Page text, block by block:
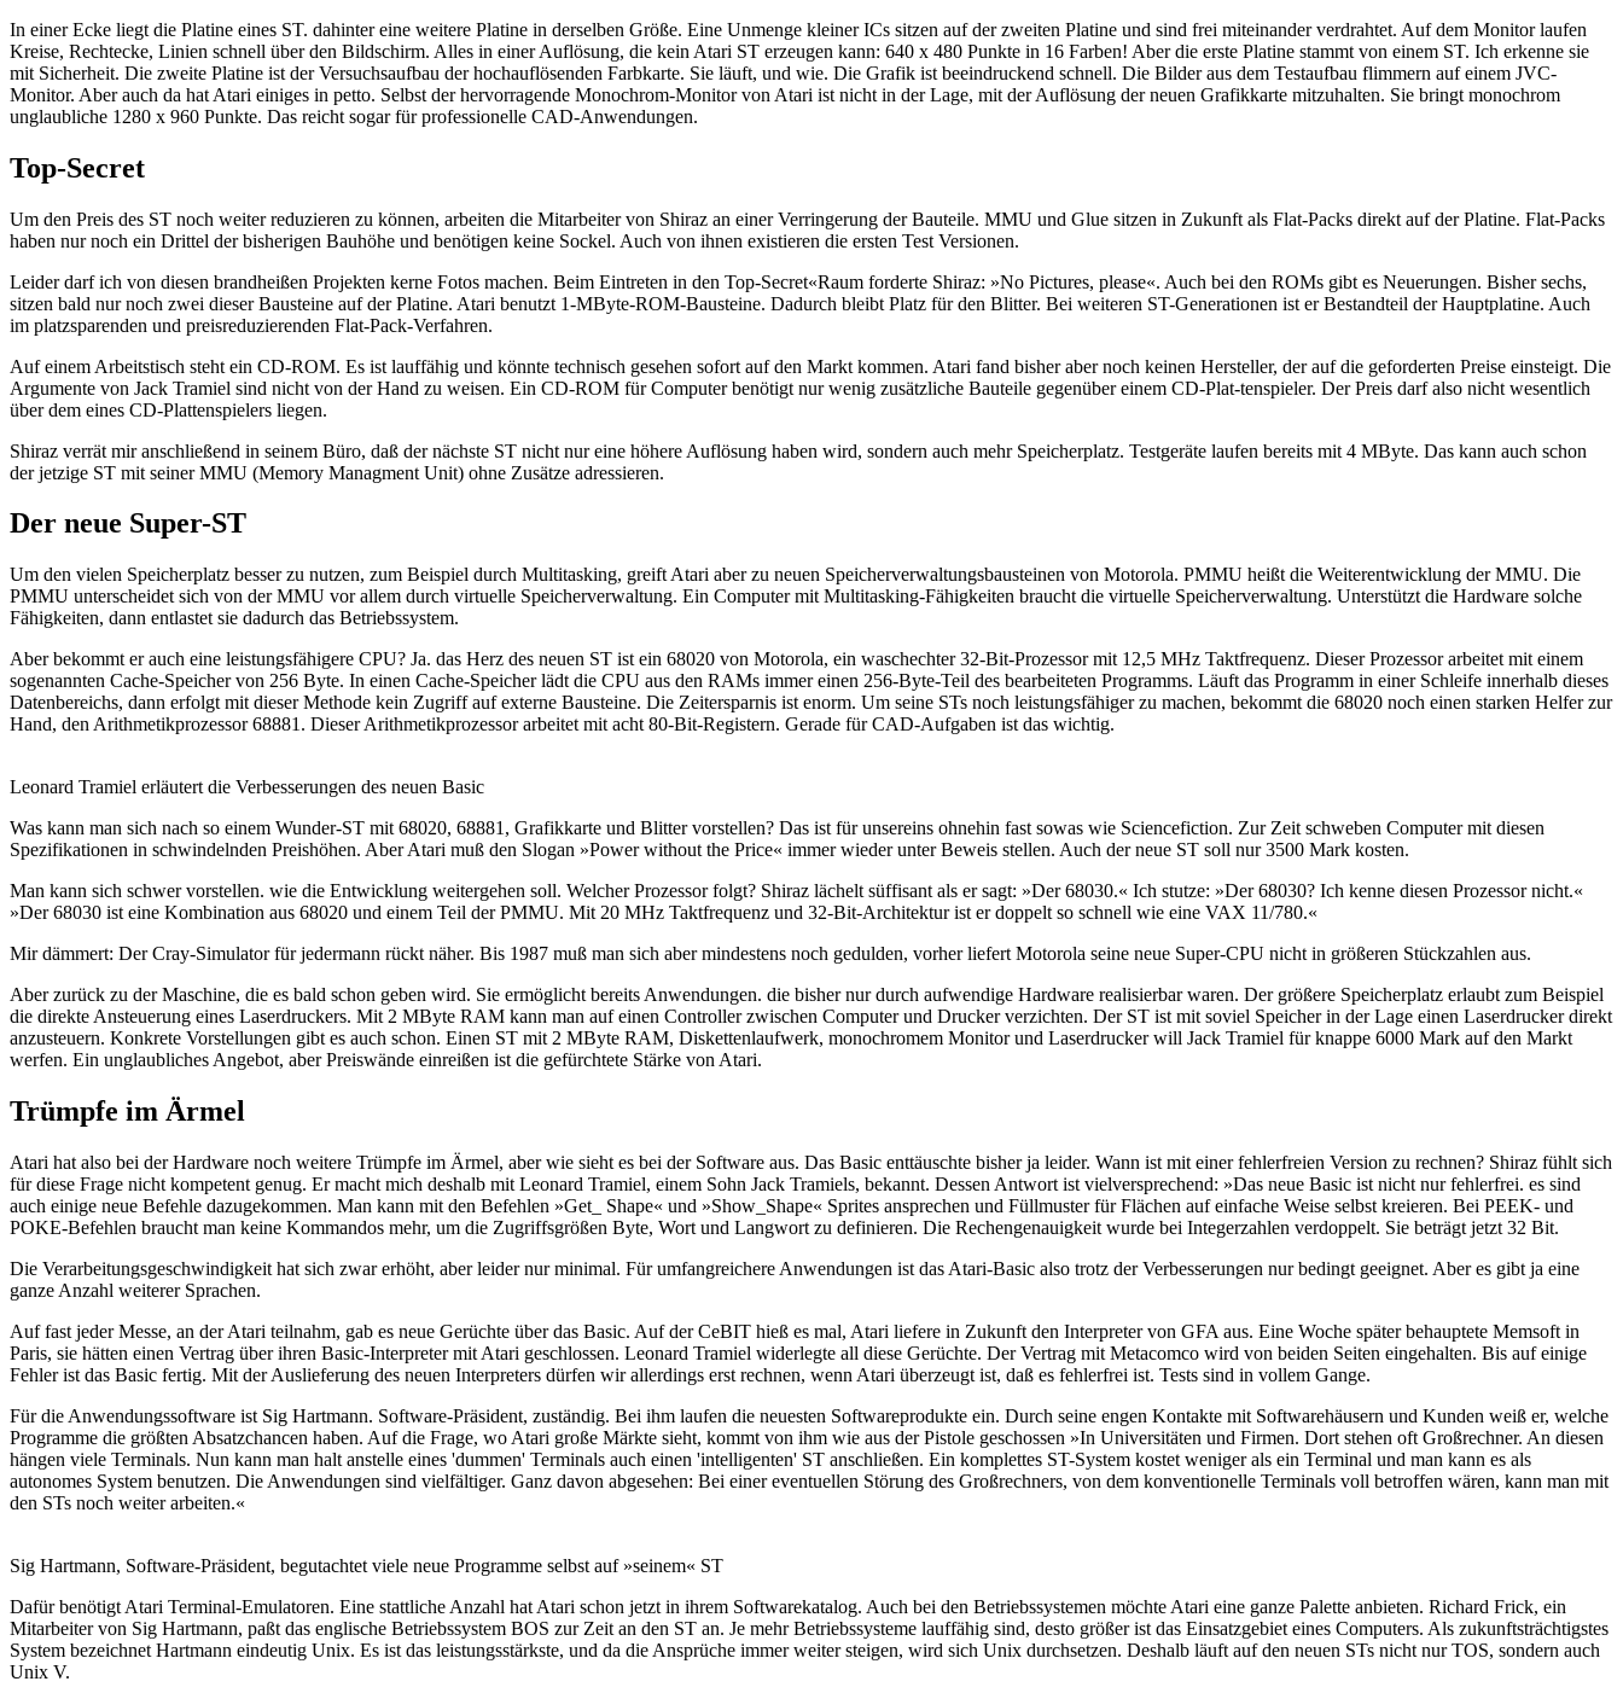
In einer Ecke liegt die Platine eines ST. dahinter eine weitere Platine in derselben Größe. Eine Unmenge kleiner ICs sitzen auf der zweiten Platine und sind frei miteinander verdrahtet. Auf dem Monitor laufen
Kreise, Rechtecke, Linien schnell über den Bildschirm. Alles in einer Auflösung, die kein Atari ST erzeugen kann: 640 x 480 Punkte in 16 Farben! Aber die erste Platine stammt von einem ST. Ich erkenne sie
mit Sicherheit. Die zweite Platine ist der Versuchsaufbau der hochauflösenden Farbkarte. Sie läuft, und wie. Die Grafik ist beeindruckend schnell. Die Bilder aus dem Testaufbau flimmern auf einem JVC-
Monitor. Aber auch da hat Atari einiges in petto. Selbst der hervorragende Monochrom-Monitor von Atari ist nicht in der Lage, mit der Auflösung der neuen Grafikkarte mitzuhalten. Sie bringt monochrom
unglaubliche 1280 x 960 Punkte. Das reicht sogar für professionelle CAD-Anwendungen.
Top-Secret
Um den Preis des ST noch weiter reduzieren zu können, arbeiten die Mitarbeiter von Shiraz an einer Verringerung der Bauteile. MMU und Glue sitzen in Zukunft als Flat-Packs direkt auf der Platine. Flat-Packs
haben nur noch ein Drittel der bisherigen Bauhöhe und benötigen keine Sockel. Auch von ihnen existieren die ersten Test Versionen.
Leider darf ich von diesen brandheißen Projekten kerne Fotos machen. Beim Eintreten in den Top-Secret«Raum forderte Shiraz: »No Pictures, please«. Auch bei den ROMs gibt es Neuerungen. Bisher sechs,
sitzen bald nur noch zwei dieser Bausteine auf der Platine. Atari benutzt 1-MByte-ROM-Bausteine. Dadurch bleibt Platz für den Blitter. Bei weiteren ST-Generationen ist er Bestandteil der Hauptplatine. Auch
im platzsparenden und preisreduzierenden Flat-Pack-Verfahren.
Auf einem Arbeitstisch steht ein CD-ROM. Es ist lauffähig und könnte technisch gesehen sofort auf den Markt kommen. Atari fand bisher aber noch keinen Hersteller, der auf die geforderten Preise einsteigt. Die
Argumente von Jack Tramiel sind nicht von der Hand zu weisen. Ein CD-ROM für Computer benötigt nur wenig zusätzliche Bauteile gegenüber einem CD-Plat-tenspieler. Der Preis darf also nicht wesentlich
über dem eines CD-Plattenspielers liegen.
Shiraz verrät mir anschließend in seinem Büro, daß der nächste ST nicht nur eine höhere Auflösung haben wird, sondern auch mehr Speicherplatz. Testgeräte laufen bereits mit 4 MByte. Das kann auch schon
der jetzige ST mit seiner MMU (Memory Managment Unit) ohne Zusätze adressieren.
Der neue Super-ST
Um den vielen Speicherplatz besser zu nutzen, zum Beispiel durch Multitasking, greift Atari aber zu neuen Speicherverwaltungsbausteinen von Motorola. PMMU heißt die Weiterentwicklung der MMU. Die
PMMU unterscheidet sich von der MMU vor allem durch virtuelle Speicherverwaltung. Ein Computer mit Multitasking-Fähigkeiten braucht die virtuelle Speicherverwaltung. Unterstützt die Hardware solche
Fähigkeiten, dann entlastet sie dadurch das Betriebssystem.
Aber bekommt er auch eine leistungsfähigere CPU? Ja. das Herz des neuen ST ist ein 68020 von Motorola, ein waschechter 32-Bit-Prozessor mit 12,5 MHz Taktfrequenz. Dieser Prozessor arbeitet mit einem
sogenannten Cache-Speicher von 256 Byte. In einen Cache-Speicher lädt die CPU aus den RAMs immer einen 256-Byte-Teil des bearbeiteten Programms. Läuft das Programm in einer Schleife innerhalb dieses
Datenbereichs, dann erfolgt mit dieser Methode kein Zugriff auf externe Bausteine. Die Zeitersparnis ist enorm. Um seine STs noch leistungsfähiger zu machen, bekommt die 68020 noch einen starken Helfer zur
Hand, den Arithmetikprozessor 68881. Dieser Arithmetikprozessor arbeitet mit acht 80-Bit-Registern. Gerade für CAD-Aufgaben ist das wichtig.
Leonard Tramiel erläutert die Verbesserungen des neuen Basic
Was kann man sich nach so einem Wunder-ST mit 68020, 68881, Grafikkarte und Blitter vorstellen? Das ist für unsereins ohnehin fast sowas wie Sciencefiction. Zur Zeit schweben Computer mit diesen
Spezifikationen in schwindelnden Preishöhen. Aber Atari muß den Slogan »Power without the Price« immer wieder unter Beweis stellen. Auch der neue ST soll nur 3500 Mark kosten.
Man kann sich schwer vorstellen. wie die Entwicklung weitergehen soll. Welcher Prozessor folgt? Shiraz lächelt süffisant als er sagt: »Der 68030.« Ich stutze: »Der 68030? Ich kenne diesen Prozessor nicht.«
»Der 68030 ist eine Kombination aus 68020 und einem Teil der PMMU. Mit 20 MHz Taktfrequenz und 32-Bit-Architektur ist er doppelt so schnell wie eine VAX 11/780.«
Mir dämmert: Der Cray-Simulator für jedermann rückt näher. Bis 1987 muß man sich aber mindestens noch gedulden, vorher liefert Motorola seine neue Super-CPU nicht in größeren Stückzahlen aus.
Aber zurück zu der Maschine, die es bald schon geben wird. Sie ermöglicht bereits Anwendungen. die bisher nur durch aufwendige Hardware realisierbar waren. Der größere Speicherplatz erlaubt zum Beispiel
die direkte Ansteuerung eines Laserdruckers. Mit 2 MByte RAM kann man auf einen Controller zwischen Computer und Drucker verzichten. Der ST ist mit soviel Speicher in der Lage einen Laserdrucker direkt
anzusteuern. Konkrete Vorstellungen gibt es auch schon. Einen ST mit 2 MByte RAM, Diskettenlaufwerk, monochromem Monitor und Laserdrucker will Jack Tramiel für knappe 6000 Mark auf den Markt
werfen. Ein unglaubliches Angebot, aber Preiswände einreißen ist die gefürchtete Stärke von Atari.
Trümpfe im Ärmel
Atari hat also bei der Hardware noch weitere Trümpfe im Ärmel, aber wie sieht es bei der Software aus. Das Basic enttäuschte bisher ja leider. Wann ist mit einer fehlerfreien Version zu rechnen? Shiraz fühlt sich
für diese Frage nicht kompetent genug. Er macht mich deshalb mit Leonard Tramiel, einem Sohn Jack Tramiels, bekannt. Dessen Antwort ist vielversprechend: »Das neue Basic ist nicht nur fehlerfrei. es sind
auch einige neue Befehle dazugekommen. Man kann mit den Befehlen »Get_ Shape« und »Show_Shape« Sprites ansprechen und Füllmuster für Flächen auf einfache Weise selbst kreieren. Bei PEEK- und
POKE-Befehlen braucht man keine Kommandos mehr, um die Zugriffsgrößen Byte, Wort und Langwort zu definieren. Die Rechengenauigkeit wurde bei Integerzahlen verdoppelt. Sie beträgt jetzt 32 Bit.
Die Verarbeitungsgeschwindigkeit hat sich zwar erhöht, aber leider nur minimal. Für umfangreichere Anwendungen ist das Atari-Basic also trotz der Verbesserungen nur bedingt geeignet. Aber es gibt ja eine
ganze Anzahl weiterer Sprachen.
Auf fast jeder Messe, an der Atari teilnahm, gab es neue Gerüchte über das Basic. Auf der CeBIT hieß es mal, Atari liefere in Zukunft den Interpreter von GFA aus. Eine Woche später behauptete Memsoft in
Paris, sie hätten einen Vertrag über ihren Basic-Interpreter mit Atari geschlossen. Leonard Tramiel widerlegte all diese Gerüchte. Der Vertrag mit Metacomco wird von beiden Seiten eingehalten. Bis auf einige
Fehler ist das Basic fertig. Mit der Auslieferung des neuen Interpreters dürfen wir allerdings erst rechnen, wenn Atari überzeugt ist, daß es fehlerfrei ist. Tests sind in vollem Gange.
Für die Anwendungssoftware ist Sig Hartmann. Software-Präsident, zuständig. Bei ihm laufen die neuesten Softwareprodukte ein. Durch seine engen Kontakte mit Softwarehäusern und Kunden weiß er, welche
Programme die größten Absatzchancen haben. Auf die Frage, wo Atari große Märkte sieht, kommt von ihm wie aus der Pistole geschossen »In Universitäten und Firmen. Dort stehen oft Großrechner. An diesen
hängen viele Terminals. Nun kann man halt anstelle eines 'dummen' Terminals auch einen 'intelligenten' ST anschließen. Ein komplettes ST-System kostet weniger als ein Terminal und man kann es als
autonomes System benutzen. Die Anwendungen sind vielfältiger. Ganz davon abgesehen: Bei einer eventuellen Störung des Großrechners, von dem konventionelle Terminals voll betroffen wären, kann man mit
den STs noch weiter arbeiten.«
Sig Hartmann, Software-Präsident, begutachtet viele neue Programme selbst auf »seinem« ST
Dafür benötigt Atari Terminal-Emulatoren. Eine stattliche Anzahl hat Atari schon jetzt in ihrem Softwarekatalog. Auch bei den Betriebssystemen möchte Atari eine ganze Palette anbieten. Richard Frick, ein
Mitarbeiter von Sig Hartmann, paßt das englische Betriebssystem BOS zur Zeit an den ST an. Je mehr Betriebssysteme lauffähig sind, desto größer ist das Einsatzgebiet eines Computers. Als zukunftsträchtigstes
System bezeichnet Hartmann eindeutig Unix. Es ist das leistungsstärkste, und da die Ansprüche immer weiter steigen, wird sich Unix durchsetzen. Deshalb läuft auf den neuen STs nicht nur TOS, sondern auch
Unix V.